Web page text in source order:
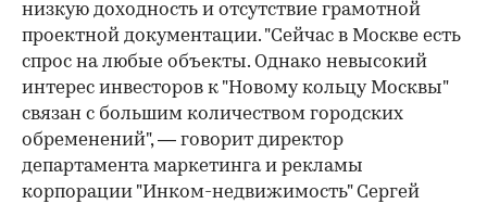
низкую доходность и отсутствие грамотной
проектной документации. "Сейчас в Москве есть
спрос на любые объекты. Однако невысокий
интерес инвесторов к "Новому кольцу Москвы"
связан с большим количеством городских
обременений", — говорит директор
департамента маркетинга и рекламы
корпорации "Инком-недвижимость" Сергей